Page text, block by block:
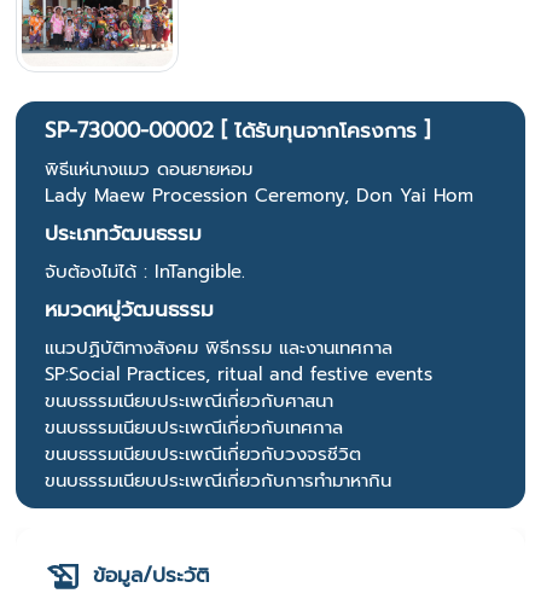
SP-73000-00002 [ ได้รับทุนจากโครงการ ]
พิธีแห่นางแมว ดอนยายหอม
Lady Maew Procession Ceremony, Don Yai Hom
ประเภทวัฒนธรรม
จับต้องไม่ได้ : InTangible.
หมวดหมู่วัฒนธรรม
แนวปฏิบัติทางสังคม พิธีกรรม และงานเทศกาล
SP:Social Practices, ritual and festive events
ขนบธรรมเนียบประเพณีเกี่ยวกับศาสนา
ขนบธรรมเนียบประเพณีเกี่ยวกับเทศกาล
ขนบธรรมเนียบประเพณีเกี่ยวกับวงจรชีวิต
ขนบธรรมเนียบประเพณีเกี่ยวกับการทำมาหากิน
ข้อมูล/ประวัติ